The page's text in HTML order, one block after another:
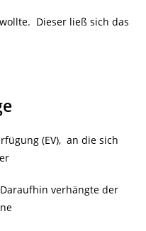
Dieser ließ sich das
(EV), an die sich
verhängte der